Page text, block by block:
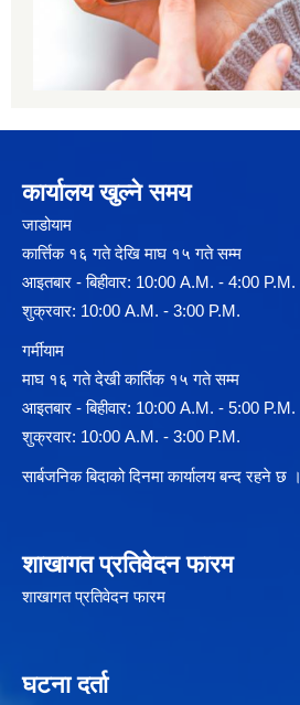
कार्यालय खुल्ने समय
जाडोयाम
कार्त्तिक १६ गते देखि माघ १५ गते सम्म
आइतबार - बिहीवार: 10:00 A.M. - 4:00 P.M.
शुक्रवार: 10:00 A.M. - 3:00 P.M.
गर्मीयाम
माघ १६ गते देखी कार्तिक १५ गते सम्म
आइतबार - बिहीवार: 10:00 A.M. - 5:00 P.M.
शुक्रवार: 10:00 A.M. - 3:00 P.M.
सार्बजनिक बिदाको दिनमा कार्यालय बन्द रहने छ ।
शाखागत प्रतिवेदन फारम
शाखागत प्रतिवेदन फारम
घटना दर्ता